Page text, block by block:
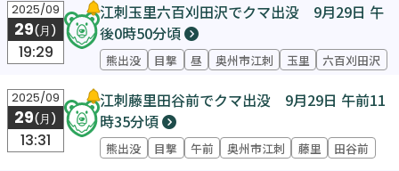
2025/09
29(月)
19:29
江刺玉里六百刈田沢でクマ出没 9月29日 午
後0時50分頃
熊出没 目撃 昼 奥州市江刺 玉里 六百刈田沢
2025/09
29(月)
13:31
江刺藤里田谷前でクマ出没 9月29日 午前11
時35分頃
熊出没 目撃 午前 奥州市江刺 藤里 田谷前